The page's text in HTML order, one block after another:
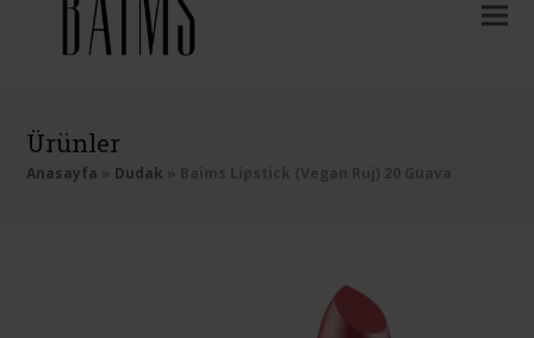
Ürünler
Anasayfa Dudak